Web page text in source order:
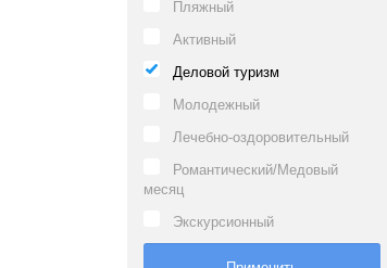
Пляжный
Активный
Деловой туризм
Молодежный
Лечебно-оздоровительный
Романтический/Медовый
месяц
Экскурсионный